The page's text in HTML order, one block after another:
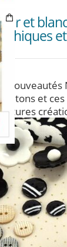
et
nouveautés
et